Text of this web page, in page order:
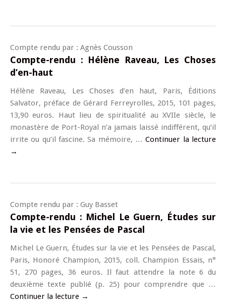
Compte rendu par : Agnès Cousson
Compte-rendu : Hélène Raveau, Les Choses
d’en-haut
Hélène Raveau, Les Choses d’en haut, Paris, Éditions
Salvator, préface de Gérard Ferreyrolles, 2015, 101 pages,
13,90 euros. Haut lieu de spiritualité au XVIIe siècle, le
monastère de Port-Royal n’a jamais laissé indifférent, qu’il
irrite ou qu’il fascine. Sa mémoire, …Continuer la lecture
→
Compte rendu par : Guy Basset
Compte-rendu : Michel Le Guern, Études sur
la vie et les Pensées de Pascal
Michel Le Guern, Études sur la vie et les Pensées de Pascal,
Paris, Honoré Champion, 2015, coll. Champion Essais, n°
51, 270 pages, 36 euros. Il faut attendre la note 6 du
deuxième texte publié (p. 25) pour comprendre que …
Continuer la lecture →